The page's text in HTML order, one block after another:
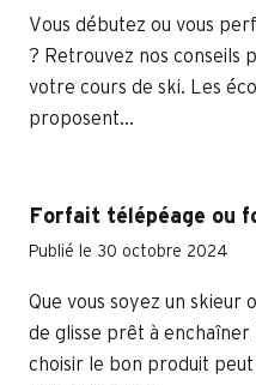
Vous débutez ou vous
? Retrouvez nos conseils
votre cours de ski. Les
proposent...
Forfait télépéage ou
Publié le 30 octobre 2024
Que vous soyez un skieur
de glisse prêt à enchaîner
choisir le bon produit